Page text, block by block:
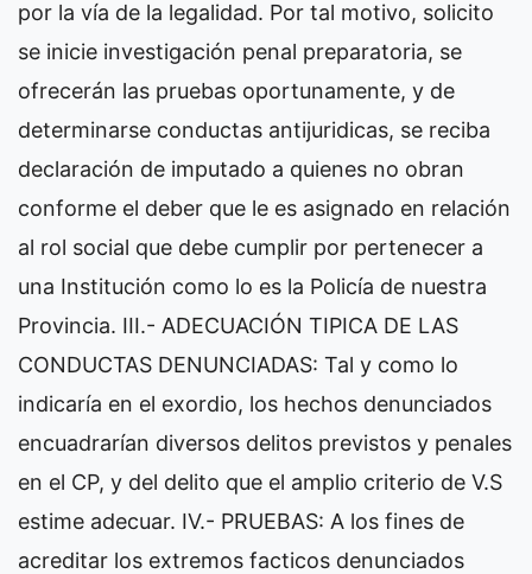
por la vía de la legalidad. Por tal motivo, solicito
se inicie investigación penal preparatoria, se
ofrecerán las pruebas oportunamente, y de
determinarse conductas antijuridicas, se reciba
declaración de imputado a quienes no obran
conforme el deber que le es asignado en relación
al rol social que debe cumplir por pertenecer a
una Institución como lo es la Policía de nuestra
Provincia. III.- ADECUACIÓN TIPICA DE LAS
CONDUCTAS DENUNCIADAS: Tal y como lo
indicaría en el exordio, los hechos denunciados
encuadrarían diversos delitos previstos y penales
en el CP, y del delito que el amplio criterio de V.S
estime adecuar. IV.- PRUEBAS: A los fines de
acreditar los extremos facticos denunciados